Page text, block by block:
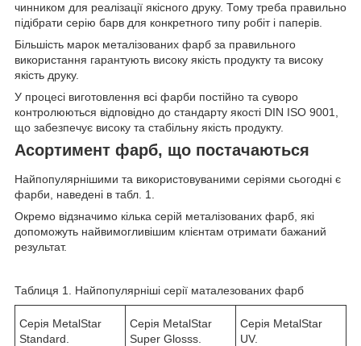
чинником для реалізації якісного друку. Тому треба правильно
підібрати серію барв для конкретного типу робіт і паперів.
Більшість марок металізованих фарб за правильного
використання гарантують високу якість продукту та високу
якість друку.
У процесі виготовлення всі фарби постійно та суворо
контролюються відповідно до стандарту якості DIN ISO 9001,
що забезпечує високу та стабільну якість продукту.
Асортимент фарб, що постачаються
Найпопулярнішими та використовуваними серіями сьогодні є
фарби, наведені в табл. 1.
Окремо відзначимо кілька серій металізованих фарб, які
допоможуть найвимогливішим клієнтам отримати бажаний
результат.
Таблиця 1. Найпопулярніші серії маталезованих фарб
Серія MetalStar
Standard.
Серія MetalStar
Super Glosss.
Серія MetalStar
UV.